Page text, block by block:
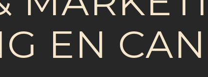
EN